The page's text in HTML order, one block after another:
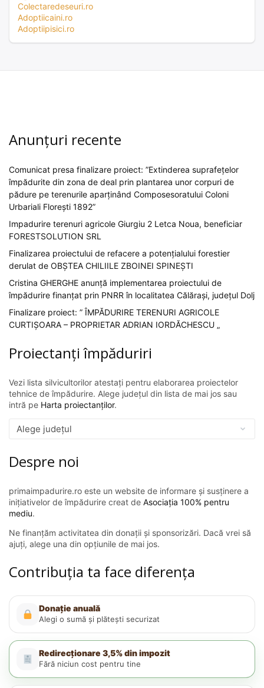
Colectaredeseuri.ro
Adoptiicaini.ro
Adoptiipisici.ro
Anunțuri recente
Comunicat presa finalizare proiect: ”Extinderea suprafețelor
împădurite din zona de deal prin plantarea unor corpuri de
pădure pe terenurile aparținând Composesoratului Coloni
Urbariali Florești 1892”
Impadurire terenuri agricole Giurgiu 2 Letca Noua, beneficiar
FORESTSOLUTION SRL
Finalizarea proiectului de refacere a potențialului forestier
derulat de OBȘTEA CHILIILE ZBOINEI SPINEȘTI
Cristina GHERGHE anunță implementarea proiectului de
împădurire finanțat prin PNRR în localitatea Călărași, județul Dolj
Finalizare proiect: ” ÎMPĂDURIRE TERENURI AGRICOLE
CURTIȘOARA – PROPRIETAR ADRIAN IORDĂCHESCU „
Proiectanți împăduriri
Vezi lista silvicultorilor atestați pentru elaborarea proiectelor
tehnice de împădurire. Alege județul din lista de mai jos sau
intră pe Harta proiectanților.
Despre noi
primaimpadurire.ro este un website de informare și susținere a
inițiativelor de împădurire creat de Asociația 100% pentru
mediu.
Ne finanțăm activitatea din donații și sponsorizări. Dacă vrei să
ajuți, alege una din opțiunile de mai jos.
Contribuția ta face diferența
Donație anuală
Alegi o sumă și plătești securizat
Redirecționare 3,5% din impozit
Fără niciun cost pentru tine